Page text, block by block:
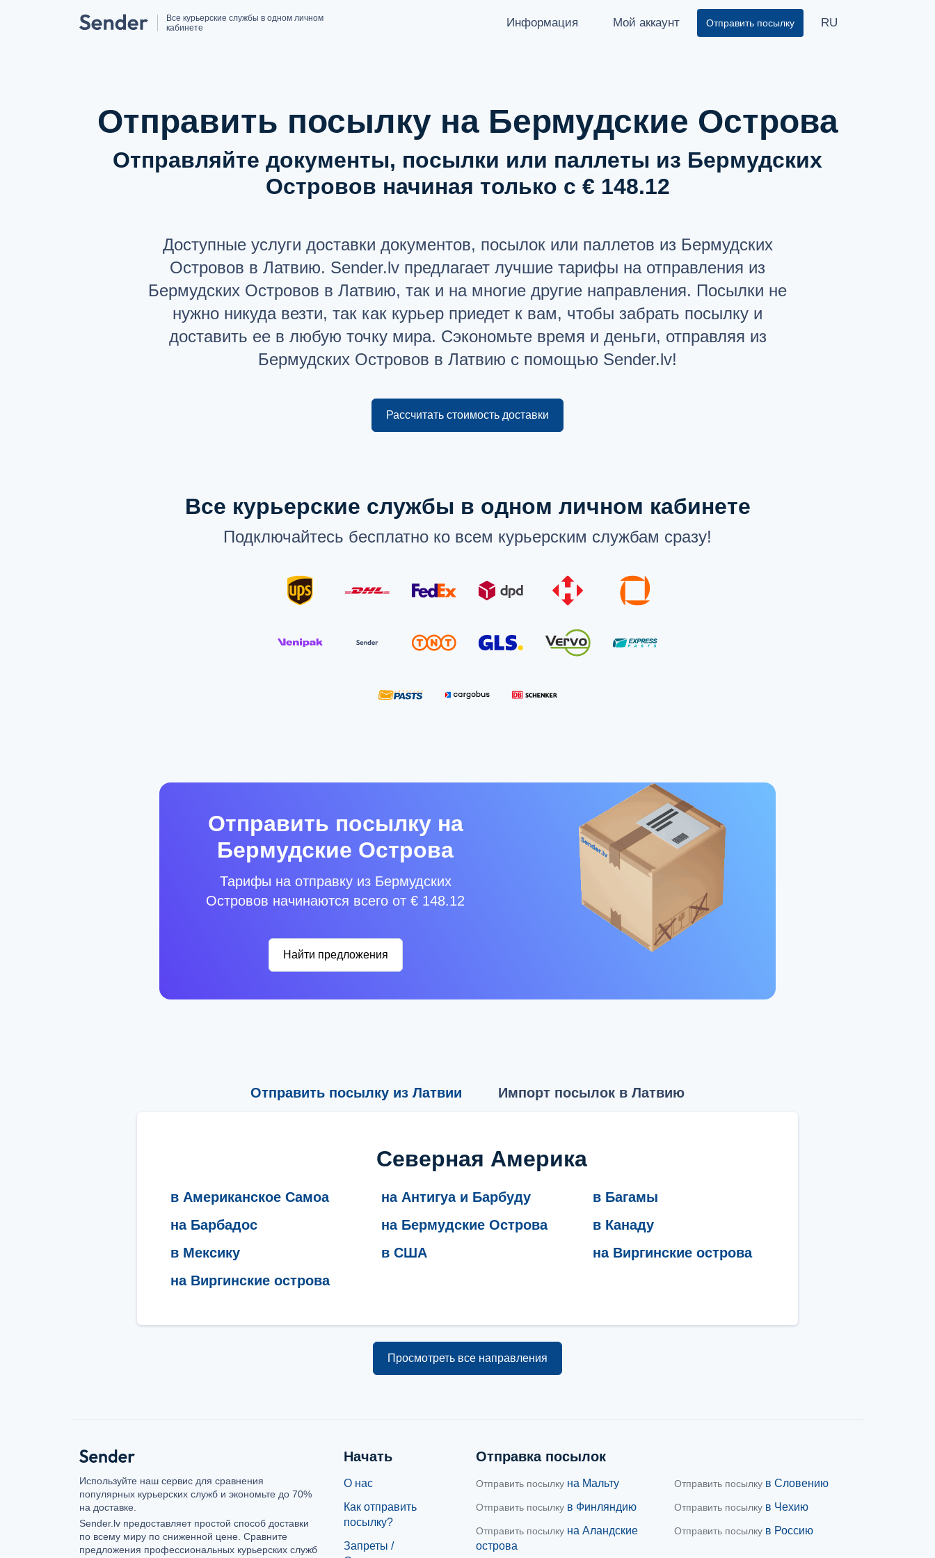
Все курьерские службы в одном личном
кабинете
Информация Мой аккаунт Отправить посылку RU
Партнеры-перевозчики
Запреты / Ограничения
Документация API
users О НАС
English
Отправить посылку на Бермудские Острова
Отправляйте документы, посылки или паллеты из Бермудских
Островов начиная только с € 148.12
Доступные услуги доставки документов, посылок или паллетов из Бермудских
Островов в Латвию. Sender.lv предлагает лучшие тарифы на отправления из
Бермудских Островов в Латвию, так и на многие другие направления. Посылки не
нужно никуда везти, так как курьер приедет к вам, чтобы забрать посылку и
доставить ее в любую точку мира. Сэкономьте время и деньги, отправляя из
Бермудских Островов в Латвию с помощью Sender.lv!
Рассчитать стоимость доставки
Все курьерские службы в одном личном кабинете
Подключайтесь бесплатно ко всем курьерским службам сразу!
Отправить посылку на
Бермудские Острова
Тарифы на отправку из Бермудских
Островов начинаются всего от € 148.12
Найти предложения
Отправить посылку из Латвии Импорт посылок в Латвию
Северная Америка
в Американское Самоа на Антигуа и Барбуду
в Багамы
на Барбадос
на Бермудские Острова
в Канаду
в Мексику
в США
на Виргинские острова
на Виргинские острова
Просмотреть все направления
Используйте наш сервис для сравнения
популярных курьерских служб и экономьте до 70%
на доставке.
Sender.lv предоставляет простой способ доставки
по всему миру по сниженной цене. Сравните
предложения профессиональных курьерских служб
Начать
О нас
Как отправить
посылку?
Запреты /
Отправка посылок
Отправить посылку на Мальту Отправить посылку в Словению
Отправить посылку в Финляндию Отправить посылку в Чехию
Отправить посылку на Аландские
острова
Отправить посылку в Россию